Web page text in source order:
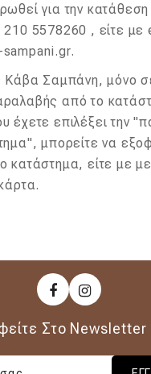
για την κατάθεση
5578260 , είτε με
Κάβα Σαμπάνη, μόνο
από το
έχετε επιλέξει την
μπορείτε να
κατάστημα, είτε με
Στο